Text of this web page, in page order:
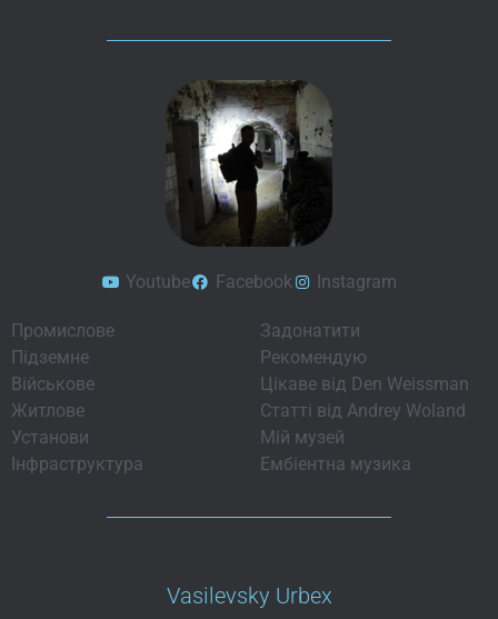
Youtube Facebook Instagram
Промислове
Підземне
Військове
Житлове
Установи
Інфраструктура
Задонатити
Рекомендую
Цікаве від Den Weissman
Статті від Andrey Woland
Мій музей
Ембіентна музика
Vasilevsky Urbex